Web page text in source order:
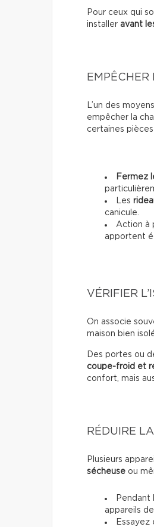
Pour ceux qui
installer avant
EMPÊCHER
L’un des
empêcher la
certaines
Fermez
Les
canicule.
Action à
apportent
VÉRIFIER
On associe
maison bien
Des portes ou
coupe-froid et
confort, mais
RÉDUIRE
Plusieurs
sécheuse ou
Pendant
appareils de
Essayez